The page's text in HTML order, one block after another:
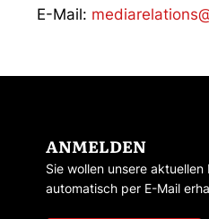
E-Mail:
ANMELDEN
Sie wollen unsere
automatisch per E-Mail